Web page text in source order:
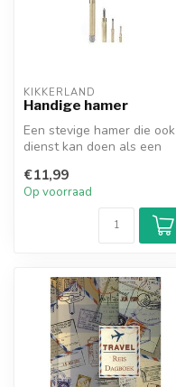
KIKKERLAND
Handige hamer
Een stevige hamer die ook
dienst kan doen als een
maten,...
€11,99
Op voorraad